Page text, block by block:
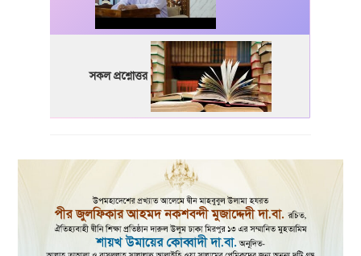
সকল প্রশ্নোত্তর